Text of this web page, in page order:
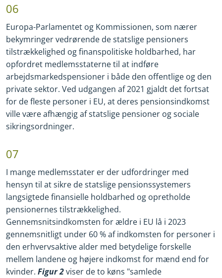
06
Europa-Parlamentet og Kommissionen, som nærer
bekymringer vedrørende de statslige pensioners
tilstrækkelighed og finanspolitiske holdbarhed, har
opfordret medlemsstaterne til at indføre
arbejdsmarkedspensioner i både den offentlige og den
private sektor. Ved udgangen af 2021 gjaldt det fortsat
for de fleste personer i EU, at deres pensionsindkomst
ville være afhængig af statslige pensioner og sociale
sikringsordninger.
07
I mange medlemsstater er der udfordringer med
hensyn til at sikre de statslige pensionssystemers
langsigtede finansielle holdbarhed og opretholde
pensionernes tilstrækkelighed.
Gennemsnitsindkomsten for ældre i EU lå i 2023
gennemsnitligt under 60 % af indkomsten for personer i
den erhvervsaktive alder med betydelige forskelle
mellem landene og højere indkomst for mænd end for
kvinder. Figur 2viser de to køns "samlede